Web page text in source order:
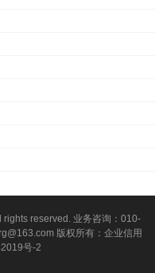
reserved. 业务咨询：010-
版权所有：企业信用
号-2